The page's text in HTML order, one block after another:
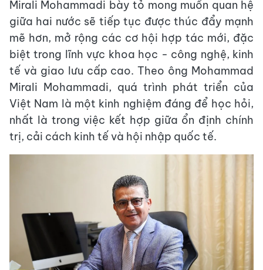
Mirali Mohammadi bày tỏ mong muốn quan hệ
giữa hai nước sẽ tiếp tục được thúc đẩy mạnh
mẽ hơn, mở rộng các cơ hội hợp tác mới, đặc
biệt trong lĩnh vực khoa học - công nghệ, kinh
tế và giao lưu cấp cao. Theo ông Mohammad
Mirali Mohammadi, quá trình phát triển của
Việt Nam là một kinh nghiệm đáng để học hỏi,
nhất là trong việc kết hợp giữa ổn định chính
trị, cải cách kinh tế và hội nhập quốc tế.